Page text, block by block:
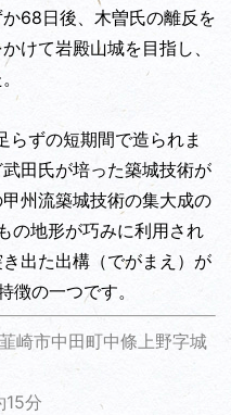
68日後、木曽氏の離反を
けて岩殿山城を目指し、
らずの短期間で造られま
田氏が培った築城技術が
州流築城技術の集大成の
の地形が巧みに利用され
出た出構（でがまえ）が
徴の一つです。
市中田町中條上野字城
15分